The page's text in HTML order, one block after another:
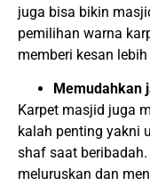
juga bisa bikin
pemilihan warna
memberi kesan lebih
Memudahkan
Karpet masjid juga
kalah penting yakni
shaf saat
meluruskan dan